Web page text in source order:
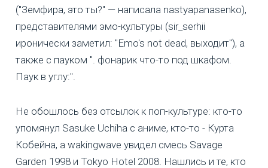
("Земфира, это ты?" — написала nastyapanasenko),
представителями эмо-культуры (sir_serhii
иронически заметил: "Emo's not dead, выходит"), а
также с пауком ". фонарик что-то под шкафом.
Паук в углу:".
Не обошлось без отсылок к поп-культуре: кто-то
упомянул Sasuke Uchiha с аниме, кто-то - Курта
Кобейна, а wakingwave увидел смесь Savage
Garden 1998 и Tokyo Hotel 2008. Нашлись и те, кто